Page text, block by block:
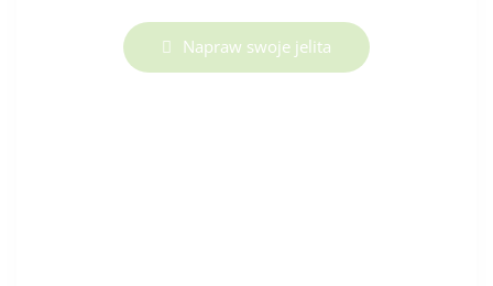
Napraw swoje jelita